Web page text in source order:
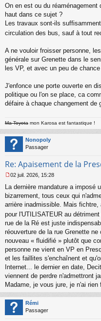
u
e
s
g
n
o
l
On en est ou du
haut dans ce sujet ?
Les travaux sont-ils
circulation des bus, sauf à tout
A ne vouloir froisser personne,
générale sur Grenette dans le
les VP, et avec un peu de
J'enfonce une porte ouverte en
politique ou l'on se place, ca
défaire à chaque changement de
Ma Toyota mon Karosa est fantastique !
Nonopoly
Passager
Re: Apaisement de la
e
s
s
g
e
n
o
l
u
02 juil. 2026, 15:28
La dernière mandature a imposé
bizarrement, tous ceux qui
arrière inadmissible. Mais
pour l'UTILISATEUR au
rue de la Ré est juste
réouverture de la rue Grenette
nouveau « fluidifié » plutôt que
personne ne vient en VP en
et les faillites s'enchaînent et
Internet... le dernier en date,
viennent de perdre n'admettront
Madame, je vous jure, je n'ai
Rémi
Passager